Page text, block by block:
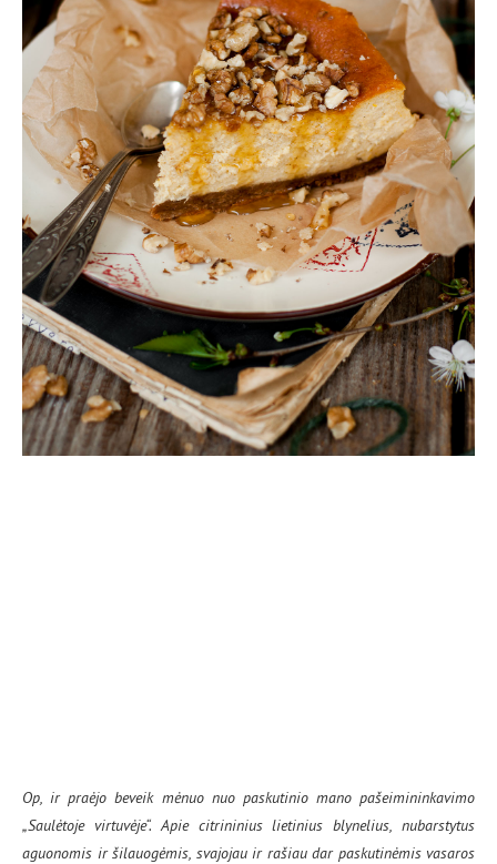
Op, ir praėjo beveik mėnuo nuo paskutinio mano pašeimininkavimo
„Saulėtoje virtuvėje“. Apie citrininius lietinius blynelius, nubarstytus
aguonomis ir šilauogėmis, svajojau ir rašiau dar paskutinėmis vasaros